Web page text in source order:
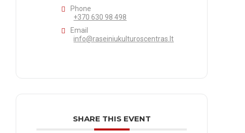
Phone
+370 630 98 498
Email
info@raseiniukulturoscentras.lt
SHARE THIS EVENT